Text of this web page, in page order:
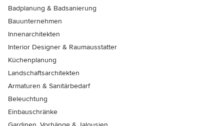
Badplanung & Badsanierung
Bauunternehmen
Innenarchitekten
Interior Designer & Raumausstatter
Küchenplanung
Landschaftsarchitekten
Armaturen & Sanitärbedarf
Beleuchtung
Einbauschränke